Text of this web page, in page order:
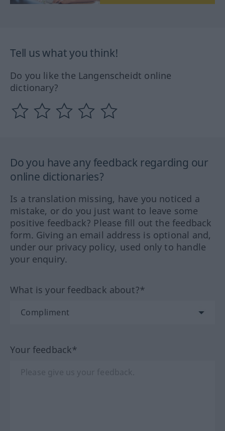
Tell us what you think!
Do you like the Langenscheidt online
dictionary?
Do you have any feedback regarding our
online dictionaries?
Is a translation missing, have you noticed a
mistake, or do you just want to leave some
positive feedback? Please fill out the feedback
form. Giving an email address is optional and,
under our privacy policy, used only to handle
your enquiry.
What is your feedback about?*
Your feedback*